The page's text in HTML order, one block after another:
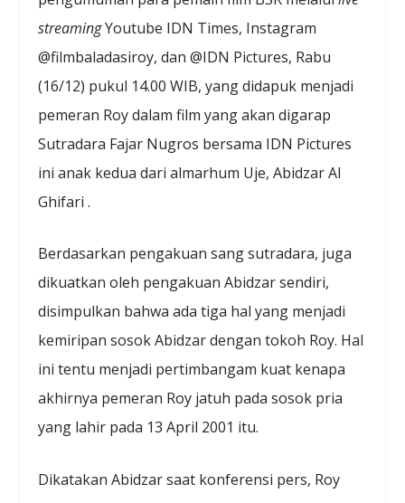
streamingYoutube IDN Times, Instagram
@filmbaladasiroy, dan @IDN Pictures, Rabu
(16/12) pukul 14.00 WIB, yang didapuk menjadi
pemeran Roy dalam film yang akan digarap
Sutradara Fajar Nugros bersama IDN Pictures
ini anak kedua dari almarhum Uje, Abidzar Al
Ghifari .
Berdasarkan pengakuan sang sutradara, juga
dikuatkan oleh pengakuan Abidzar sendiri,
disimpulkan bahwa ada tiga hal yang menjadi
kemiripan sosok Abidzar dengan tokoh Roy. Hal
ini tentu menjadi pertimbangam kuat kenapa
akhirnya pemeran Roy jatuh pada sosok pria
yang lahir pada 13 April 2001 itu.
Dikatakan Abidzar saat konferensi pers, Roy